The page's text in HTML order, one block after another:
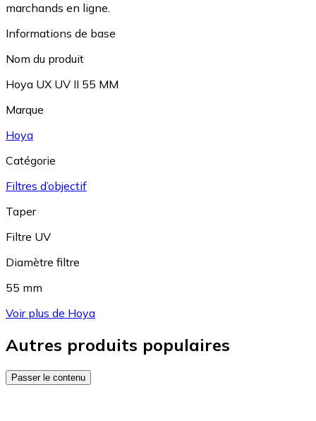
marchands en ligne.
Informations de base
Nom du produit
Hoya UX UV II 55 MM
Marque
Hoya
Catégorie
Filtres d’objectif
Taper
Filtre UV
Diamètre filtre
55 mm
Voir plus de Hoya
Autres produits populaires
Passer le contenu